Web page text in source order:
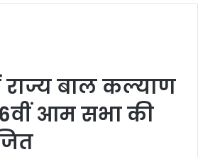
बाल कल्याण
आम सभा की